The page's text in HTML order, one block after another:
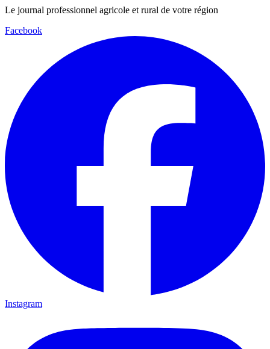
Le journal professionnel agricole et rural de votre région
Facebook
Instagram